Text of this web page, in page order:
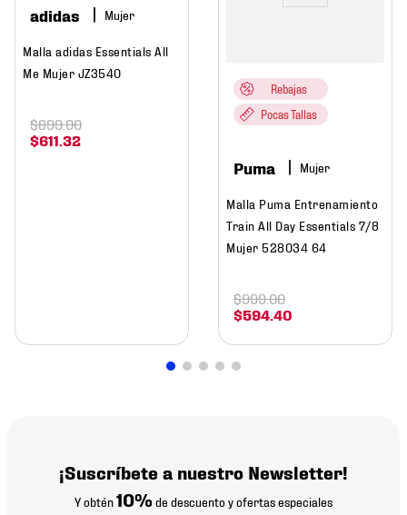
adidas Mujer
Malla adidas Essentials All
Me Mujer JZ3540
$611 32
$899.00
Rebajas
Pocas Tallas
Puma Mujer
Malla Puma Entrenamiento
Train All Day Essentials 7/8
Mujer 528034 64
$594 40
$999.00
¡Suscríbete a nuestro Newsletter!
Y obtén10% de descuento y ofertas especiales